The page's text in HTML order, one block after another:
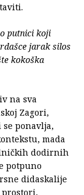
putnici koji
jarak silos
kokoška
na sva
Zagori,
ponavlja,
mada
dodirnih
potpuno
didaskalije